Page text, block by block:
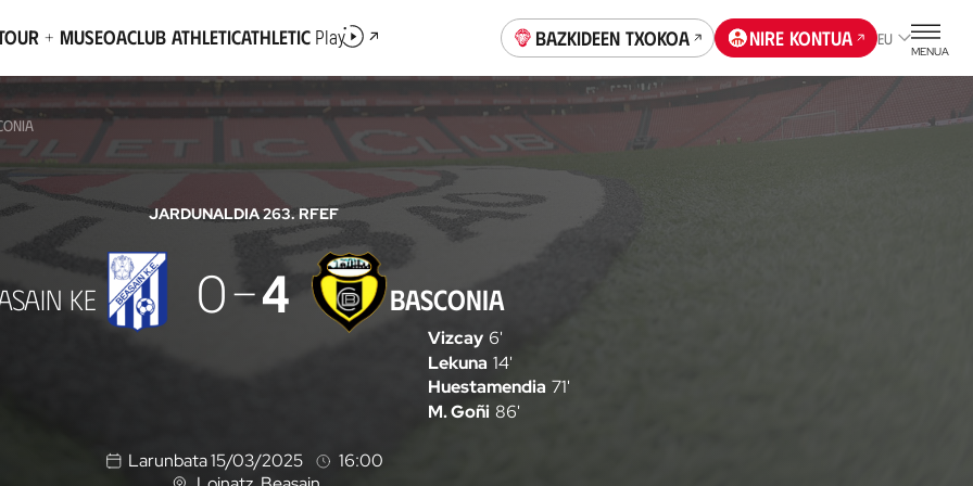
+ MuseoaClub AthleticAthletic Play Bazkideen Txokoa Nire kontua EU
MENUA
JARDUNALDIA 263. RFEF
KE 0 4 BASCONIA
Vizcay 6'
Lekuna 14'
Huestamendia 71'
M. Goñi 86'
Larunbata 15/03/2025
16:00